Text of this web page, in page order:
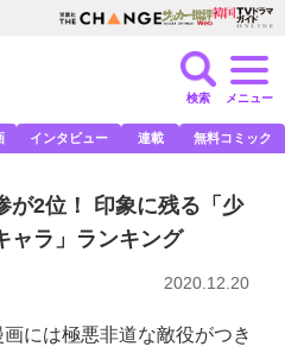
検索 メニュー
インタビュー 連載 無料コミック
が2位！ 印象に残る「少
ャラ」ランキング
2020.12.20
には極悪非道な敵役がつき